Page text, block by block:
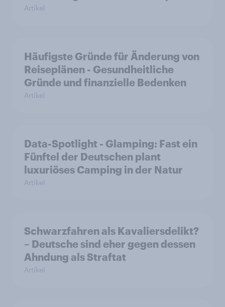
Artikel
Häufigste Gründe für Änderung von
Reiseplänen - Gesundheitliche
Gründe und finanzielle Bedenken
Artikel
Data-Spotlight - Glamping: Fast ein
Fünftel der Deutschen plant
luxuriöses Camping in der Natur
Artikel
Schwarzfahren als Kavaliersdelikt?
– Deutsche sind eher gegen dessen
Ahndung als Straftat
Artikel